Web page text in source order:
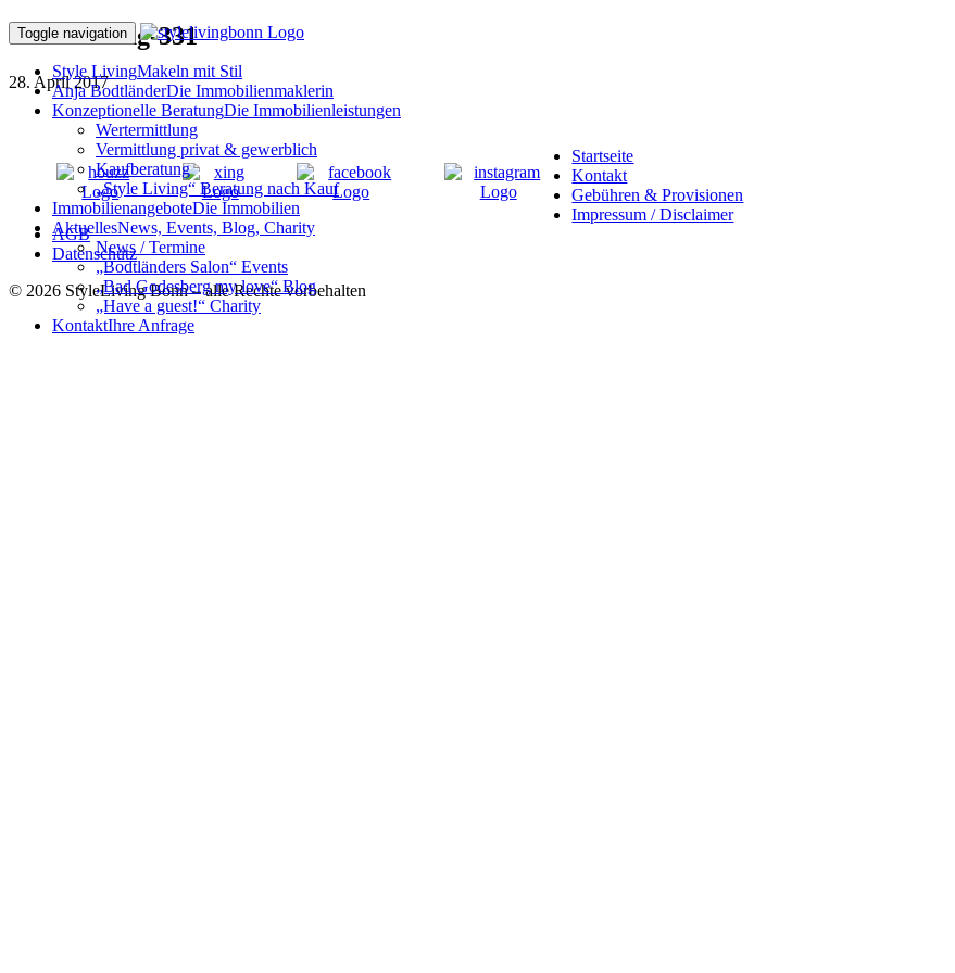
Toggle navigation
Style LivingMakeln mit Stil
Anja BodtländerDie Immobilienmaklerin
Konzeptionelle BeratungDie Immobilienleistungen
Wertermittlung
Vermittlung privat & gewerblich
Kaufberatung
„Style Living“ Beratung nach Kauf
ImmobilienangeboteDie Immobilien
AktuellesNews, Events, Blog, Charity
News / Termine
„Bodtländers Salon“ Events
„Bad Godesberg my love“ Blog
„Have a guest!“ Charity
KontaktIhre Anfrage
160801ffAug-331
28. April 2017
Startseite
Kontakt
Gebühren & Provisionen
Impressum / Disclaimer
AGB
Datenschutz
© 2026 StyleLiving Bonn – alle Rechte vorbehalten